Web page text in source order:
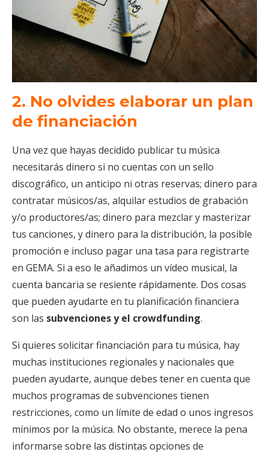
2. No olvides elaborar un plan
de financiación
Una vez que hayas decidido publicar tu música
necesitarás dinero si no cuentas con un sello
discográfico, un anticipo ni otras reservas; dinero para
contratar músicos/as, alquilar estudios de grabación
y/o productores/as; dinero para mezclar y masterizar
tus canciones, y dinero para la distribución, la posible
promoción e incluso pagar una tasa para registrarte
en GEMA. Si a eso le añadimos un vídeo musical, la
cuenta bancaria se resiente rápidamente. Dos cosas
que pueden ayudarte en tu planificación financiera
son las subvenciones y el crowdfunding.
Si quieres solicitar financiación para tu música, hay
muchas instituciones regionales y nacionales que
pueden ayudarte, aunque debes tener en cuenta que
muchos programas de subvenciones tienen
restricciones, como un límite de edad o unos ingresos
mínimos por la música. No obstante, merece la pena
informarse sobre las distintas opciones de